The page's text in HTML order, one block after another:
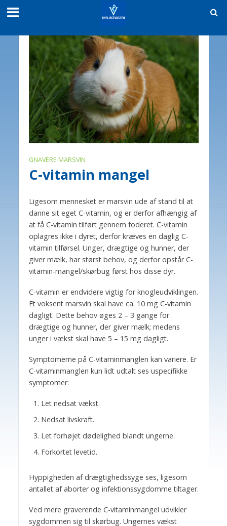
GNAVERE MARSVIN
C-vitamin mangel
Ligesom mennesket er marsvin ude af stand til at
danne sit eget C-vitamin, og er derfor afhængig af
at få C-vitamin tilført gennem foderet. C-vitamin
oplagres ikke i dyret, derfor kræves en daglig C-
vitamin tilførsel. Unger, drægtige og hunner, der
giver mælk, har størst behov, og derfor opstår C-
vitamin-mangel/skørbug først hos disse dyr.
C-vitamin er endvidere vigtig for knogleudviklingen.
Et voksent marsvin skal have ca. 10 mg C-vitamin
dagligt. Dette behov øges 2 – 3 gange for
drægtige og hunner, der giver mælk; medens
unger i vækst skal have 5 – 15 mg dagligt.
Symptomerne på C-vitaminmanglen kan variere. Er
C-vitaminmanglen kun lidt udtalt ses uspecifikke
symptomer:
Let nedsat vækst.
Nedsat livskraft.
Let forhøjet dødelighed blandt ungerne.
Forkortet levetid.
Hyppigheden af drægtighedssyge ses, ligesom
antallet af aborter og infektionssygdomme tiltager.
Ved mere graverende C-vitaminmangel udvikler
sygdommen sig til skørbug. Ungernes vækst